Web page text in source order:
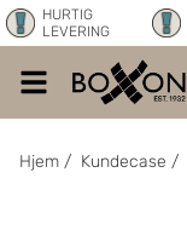
HURTIG
LEVERING
Hjem / Kundecase /